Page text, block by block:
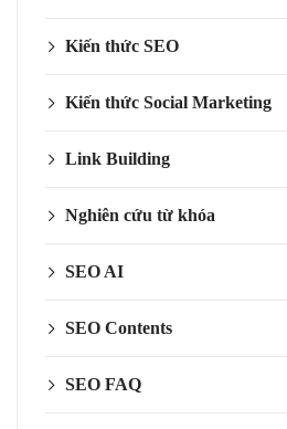
Kiến thức SEO
Kiến thức Social Marketing
Link Building
Nghiên cứu từ khóa
SEO AI
SEO Contents
SEO FAQ